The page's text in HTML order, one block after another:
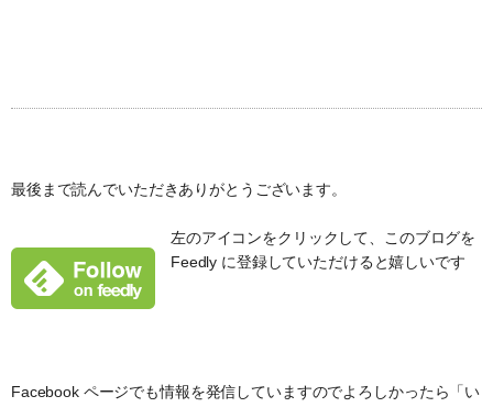
最後まで読んでいただきありがとうございます。
左のアイコンをクリックして、このブログを
Feedly に登録していただけると嬉しいです
Facebook ページでも情報を発信していますのでよろしかったら「い